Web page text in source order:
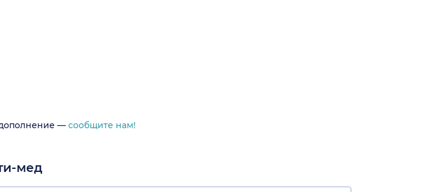
— сообщите нам!
мед